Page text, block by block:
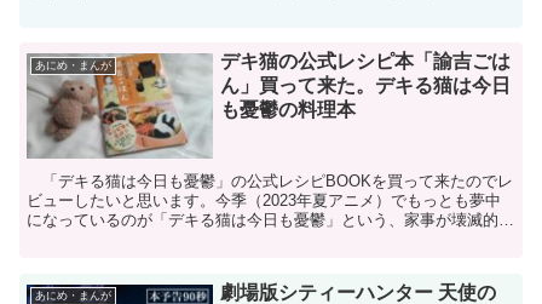
あにめ・まんが
デキ猫の公式レシピ本「諭吉ごは
ん」買って来た。デキる猫は今日
も憂鬱の料理本
「デキる猫は今日も憂鬱」の公式レシピBOOKを買って来たのでレ
ビューしたいと思います。今季（2023年夏アニメ）でもっとも夢中
になっているのが「デキる猫は今日も憂鬱」という、家事が壊滅的に
あにめ・まんが
劇場版シティーハンター 天使の